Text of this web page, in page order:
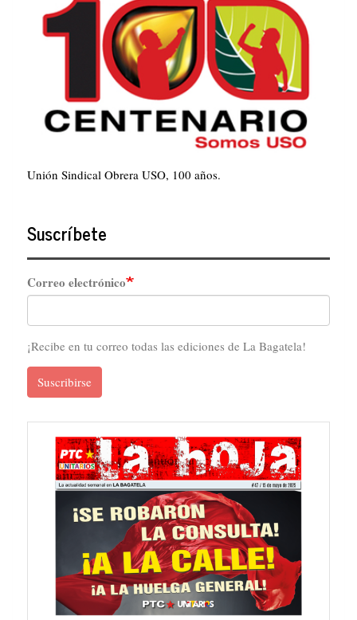
Unión Sindical Obrera USO, 100 años.
Suscríbete
Correo electrónico
¡Recibe en tu correo todas las ediciones de La Bagatela!
Suscribirse